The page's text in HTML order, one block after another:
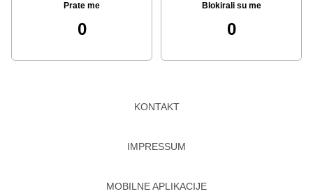
Prate me
0
Blokirali su me
0
KONTAKT
IMPRESSUM
MOBILNE APLIKACIJE